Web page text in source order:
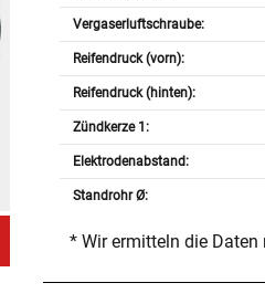
Vergaserluftschraube:
Reifendruck (vorn):
Reifendruck (hinten):
Zündkerze 1:
Elektrodenabstand:
Standrohr Ø:
* Wir ermitteln die